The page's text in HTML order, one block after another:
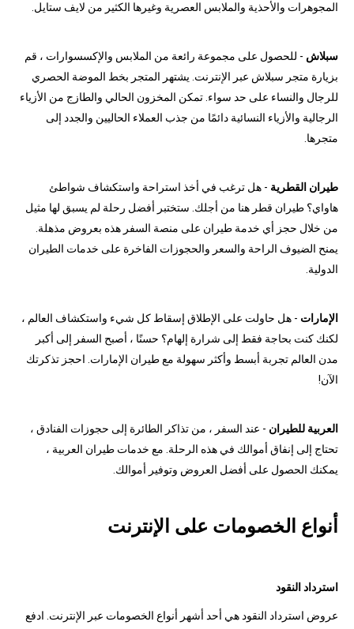
المجوهرات والأحذية والملابس العصرية وغيرها الكثير من لايف ستايل.
سبلاش - للحصول على مجموعة رائعة من الملابس والإكسسوارات ، قم
بزيارة متجر سبلاش عبر الإنترنت. يشتهر المتجر بخط الموضة الحصري
للرجال والنساء على حد سواء. تمكن المخزون الحالي والطازج من الأزياء
الرجالية والأزياء النسائية دائمًا من جذب العملاء الحاليين والجدد إلى
متجرها.
طيران القطرية - هل ترغب في أخذ استراحة واستكشاف شواطئ
هاواي؟ طيران قطر هنا من أجلك. ستختبر أفضل رحلة لم يسبق لها مثيل
من خلال حجز أي خدمة طيران على منصة السفر هذه بعروض مذهلة.
يمنح الضيوف الراحة والسعر والحجوزات الفاخرة على خدمات الطيران
الدولية.
الإمارات - هل حاولت على الإطلاق إسقاط كل شيء واستكشاف العالم ،
لكنك كنت بحاجة فقط إلى شرارة إلهام؟ حسنًا ، أصبح السفر إلى أكبر
مدن العالم تجربة أبسط وأكثر سهولة مع طيران الإمارات. احجز تذكرتك
الآن!
العربية للطيران - عند السفر ، من تذاكر الطائرة إلى حجوزات الفنادق ،
تحتاج إلى إنفاق أموالك في هذه الرحلة. مع خدمات طيران العربية ،
يمكنك الحصول على أفضل العروض وتوفير أموالك.
أنواع الخصومات على الإنترنت
استرداد النقود
عروض استرداد النقود هي أحد أشهر أنواع الخصومات عبر الإنترنت. ادفع